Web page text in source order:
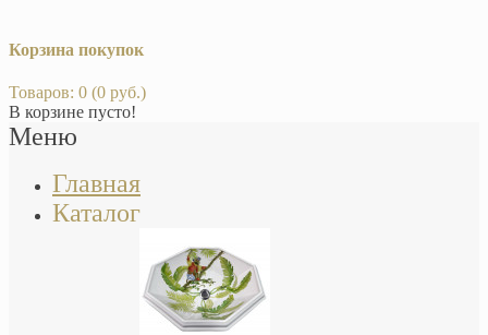
Корзина покупок
Товаров: 0 (0 руб.)
В корзине пусто!
Меню
Главная
Каталог